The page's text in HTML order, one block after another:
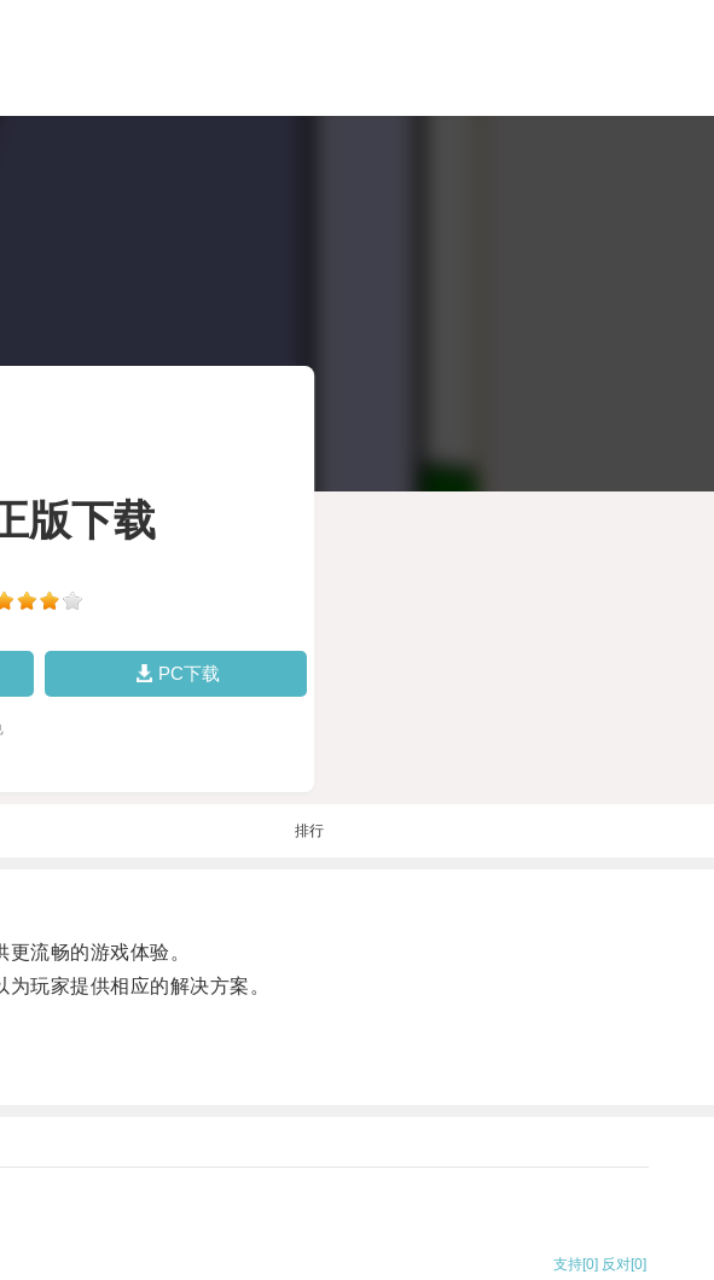
版下载
PC下载
排行
流畅的游戏体验。
玩家提供相应的解决方案。
支持[0] 反对[0]